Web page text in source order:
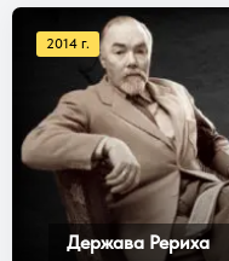
2014 г.
Держава Рериха